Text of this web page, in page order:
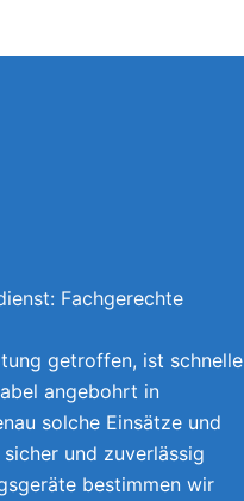
Fachgerechte
getroffen, ist schnelle
angebohrt in
solche Einsätze und
und zuverlässig
bestimmen wir